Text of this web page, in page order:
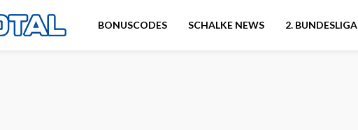
BONUSCODES SCHALKE NEWS 2. BUNDESLIGA